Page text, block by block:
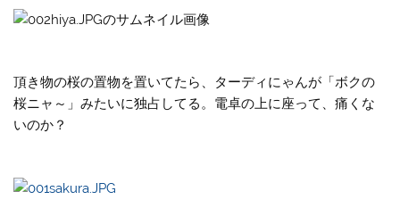
頂き物の桜の置物を置いてたら、ターディにゃんが「ボクの
桜ニャ～」みたいに独占してる。電卓の上に座って、痛くな
いのか？